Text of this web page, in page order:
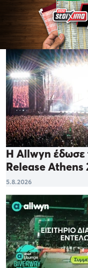
Η Allwyn έδωσε
Release Athens
5.8.2026